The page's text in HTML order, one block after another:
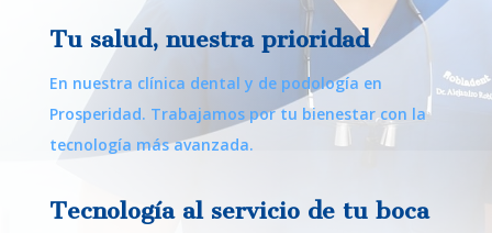
Tu salud, nuestra prioridad
En nuestra clínica dental y de podología en
Prosperidad. Trabajamos por tu bienestar con la
tecnología más avanzada.
Tecnología al servicio de tu boca